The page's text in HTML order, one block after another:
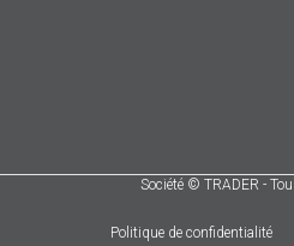
Société © TRADER -
Politique de confidentialité